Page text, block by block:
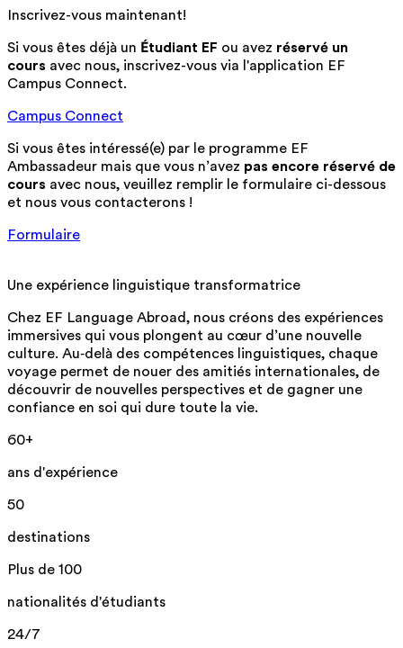
Inscrivez-vous maintenant!
Si vous êtes déjà un Étudiant EF ou avez réservé un
cours avec nous, inscrivez-vous via l'application EF
Campus Connect.
Campus Connect
Si vous êtes intéressé(e) par le programme EF
Ambassadeur mais que vous n’avez pas encore réservé de
cours avec nous, veuillez remplir le formulaire ci-dessous
et nous vous contacterons !
Formulaire
Une expérience linguistique transformatrice
Chez EF Language Abroad, nous créons des expériences
immersives qui vous plongent au cœur d’une nouvelle
culture. Au‑delà des compétences linguistiques, chaque
voyage permet de nouer des amitiés internationales, de
découvrir de nouvelles perspectives et de gagner une
confiance en soi qui dure toute la vie.
60+
ans d'expérience
50
destinations
Plus de 100
nationalités d'étudiants
24/7